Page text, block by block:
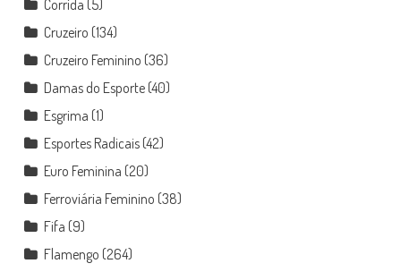
Corrida (5)
Cruzeiro (134)
Cruzeiro Feminino (36)
Damas do Esporte(40)
Esgrima (1)
Esportes Radicais(42)
Euro Feminina (20)
Ferroviária Feminino (38)
Fifa (9)
Flamengo (264)